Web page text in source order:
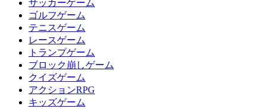
サッカーゲーム
ゴルフゲーム
テニスゲーム
レースゲーム
トランプゲーム
ブロック崩しゲーム
クイズゲーム
アクションRPG
キッズゲーム